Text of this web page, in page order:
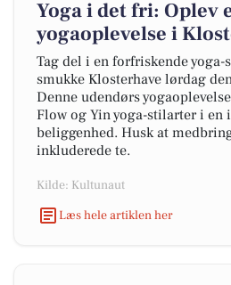
Yoga i det fri: Oplev
yogaoplevelse i
Tag del i en forfriskende
smukke Klosterhave lørdag
Denne udendørs
Flow og Yin yoga-stilarter i en
beliggenhed. Husk at
inkluderede te.
Kilde: Kultunaut
Læs hele artiklen her